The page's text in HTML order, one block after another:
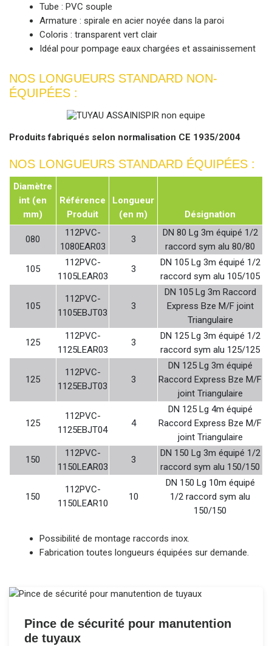
Tube : PVC souple
Armature : spirale en acier noyée dans la paroi
Coloris : transparent vert clair
Idéal pour pompage eaux chargées et assainissement
NOS LONGUEURS STANDARD NON-
ÉQUIPÉES :
Produits fabriqués selon normalisation CE 1935/2004
NOS LONGUEURS STANDARD ÉQUIPÉES :
Diamètre
int (en
mm)
Référence
Produit
Longueur
(en m)
Désignation
080
112PVC-
1080EAR03
3
DN 80 Lg 3m équipé 1/2
raccord sym alu 80/80
105
112PVC-
1105LEAR03
3
DN 105 Lg 3m équipé 1/2
raccord sym alu 105/105
105
112PVC-
1105EBJT03
3
DN 105 Lg 3m Raccord
Express Bze M/F joint
Triangulaire
125
112PVC-
1125LEAR03
3
DN 125 Lg 3m équipé 1/2
raccord sym alu 125/125
125
112PVC-
1125EBJT03
3
DN 125 Lg 3m équipé
Raccord Express Bze M/F
joint Triangulaire
125
112PVC-
1125EBJT04
4
DN 125 Lg 4m équipé
Raccord Express Bze M/F
joint Triangulaire
150
112PVC-
1150LEAR03
3
DN 150 Lg 3m équipé 1/2
raccord sym alu 150/150
150
112PVC-
1150LEAR10
10
DN 150 Lg 10m équipé
1/2 raccord sym alu
150/150
Possibilité de montage raccords inox.
Fabrication toutes longueurs équipées sur demande.
Pince de sécurité pour manutention
de tuyaux